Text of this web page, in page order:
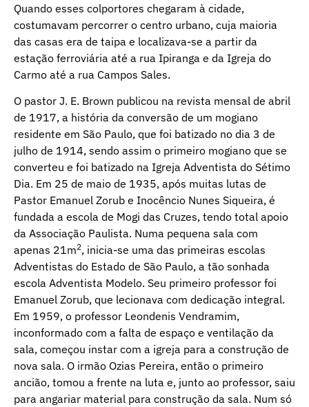
Quando esses colportores chegaram à cidade,
costumavam percorrer o centro urbano, cuja maioria
das casas era de taipa e localizava-se a partir da
estação ferroviária até a rua Ipiranga e da Igreja do
Carmo até a rua Campos Sales.
O pastor J. E. Brown publicou na revista mensal de abril
de 1917, a história da conversão de um mogiano
residente em São Paulo, que foi batizado no dia 3 de
julho de 1914, sendo assim o primeiro mogiano que se
converteu e foi batizado na Igreja Adventista do Sétimo
Dia. Em 25 de maio de 1935, após muitas lutas de
Pastor Emanuel Zorub e Inocêncio Nunes Siqueira, é
fundada a escola de Mogi das Cruzes, tendo total apoio
da Associação Paulista. Numa pequena sala com
apenas 21m2, inicia-se uma das primeiras escolas
Adventistas do Estado de São Paulo, a tão sonhada
escola Adventista Modelo. Seu primeiro professor foi
Emanuel Zorub, que lecionava com dedicação integral.
Em 1959, o professor Leondenis Vendramim,
inconformado com a falta de espaço e ventilação da
sala, começou instar com a igreja para a construção de
nova sala. O irmão Ozias Pereira, então o primeiro
ancião, tomou a frente na luta e, junto ao professor, saiu
para angariar material para construção da sala. Num só